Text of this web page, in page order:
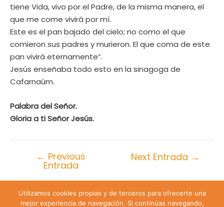
tiene Vida, vivo por el Padre, de la misma manera, el
que me come vivirá por mí.
Este es el pan bajado del cielo; no como el que
comieron sus padres y murieron. El que coma de este
pan vivirá eternamente”.
Jesús enseñaba todo esto en la sinagoga de
Cafarnaúm.
Palabra del Señor.
Gloria a ti Señor Jesús.
← Previous
Entrada
Next Entrada →
Lira 428 Santiago de Chile | Teléfono: +56 9 74809547 |
Utilizamos cookies propias y de terceros para ofrecerte una
mejor experiencia de navegación. Si continúas navegando,